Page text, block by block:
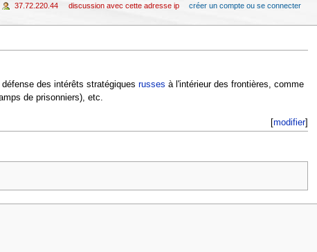
des intérêts stratégiques russes à l'intérieur des frontières, comme
de prisonniers), etc.
[modifier]
37.72.220.44 discussion avec cette adresse ip créer un compte ou se connecter